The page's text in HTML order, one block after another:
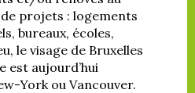
projets : logements
bureaux, écoles,
le visage de Bruxelles
est aujourd’hui
York ou Vancouver.